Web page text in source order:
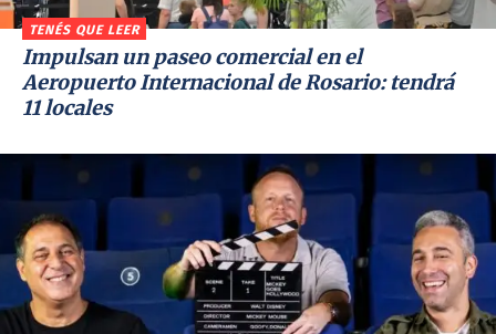
TENÉS QUE LEER
Impulsan un paseo comercial en el
Aeropuerto Internacional de Rosario: tendrá
11 locales